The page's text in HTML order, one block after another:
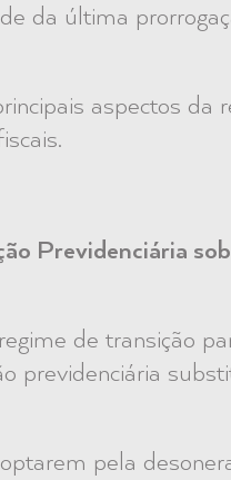
da última
aspectos da
Previdenciária
de transição
previdenciária
pela